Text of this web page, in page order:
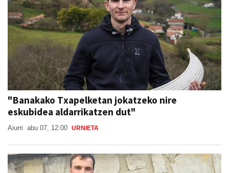
"Banakako Txapelketan jokatzeko nire
eskubidea aldarrikatzen dut"
Aiurri abu 07, 12:00 URNIETA